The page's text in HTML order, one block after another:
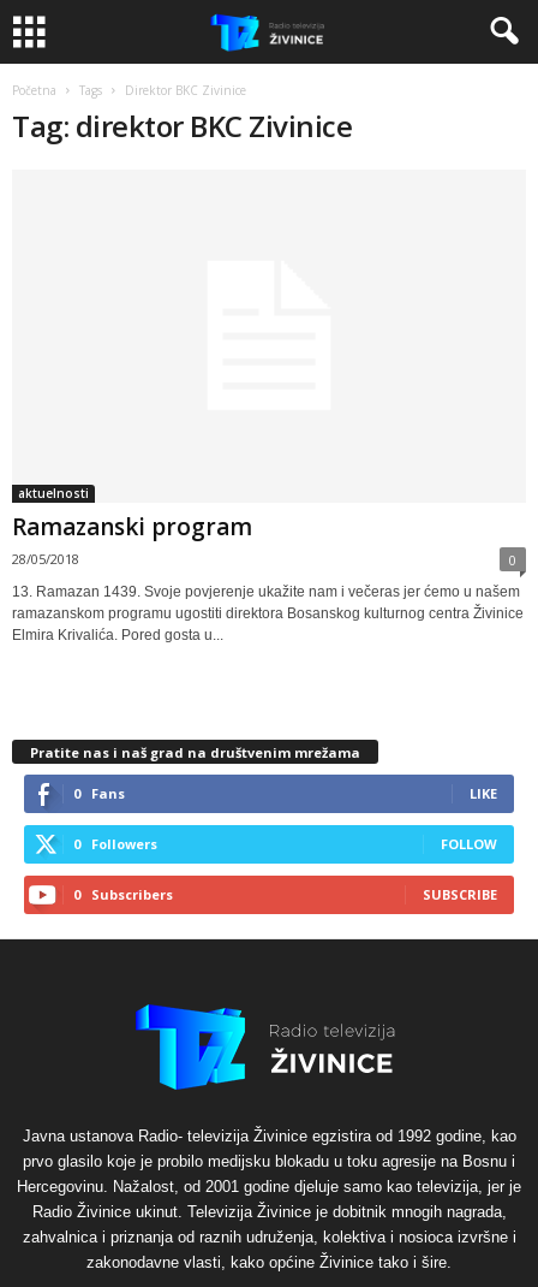
Početna Tags Direktor BKC Zivinice
Tag: direktor BKC Zivinice
aktuelnosti
Ramazanski program
28/05/2018 0
13. Ramazan 1439. Svoje povjerenje ukažite nam i večeras jer ćemo u našem
ramazanskom programu ugostiti direktora Bosanskog kulturnog centra Živinice
Elmira Krivalića. Pored gosta u...
Pratite nas i naš grad na društvenim mrežama
0 Fans LIKE
0 Followers FOLLOW
0 Subscribers SUBSCRIBE
Javna ustanova Radio- televizija Živinice egzistira od 1992 godine, kao
prvo glasilo koje je probilo medijsku blokadu u toku agresije na Bosnu i
Hercegovinu. Nažalost, od 2001 godine djeluje samo kao televizija, jer je
Radio Živinice ukinut. Televizija Živinice je dobitnik mnogih nagrada,
zahvalnica i priznanja od raznih udruženja, kolektiva i nosioca izvršne i
zakonodavne vlasti, kako općine Živinice tako i šire.